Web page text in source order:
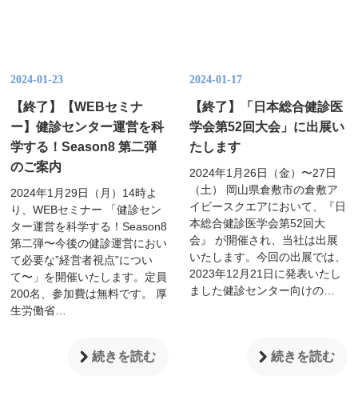
2024-01-23
【終了】【WEBセミナ
ー】健診センター運営を科
学する！Season8 第二弾
のご案内
2024年1月29日（月）14時よ
り、WEBセミナー 「健診セン
ター運営を科学する！Season8
第二弾〜今後の健診運営におい
て必要な”経営者視点”につい
て〜」を開催いたします。定員
200名、参加費は無料です。 厚
生労働省…
続きを読む
2024-01-17
【終了】「日本総合健診医
学会第52回大会」に出展い
たします
2024年1月26日（金）〜27日
（土） 岡山県倉敷市の倉敷ア
イビースクエアにおいて、『日
本総合健診医学会第52回大
会』 が開催され、当社は出展
いたします。今回の出展では、
2023年12月21日に発表いたし
ました健診センター向けの…
続きを読む